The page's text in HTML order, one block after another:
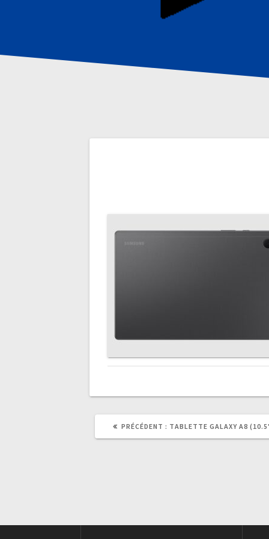
l’article
PRÉCÉDENT : ARTICLE
TABLETTE GALAXY A8